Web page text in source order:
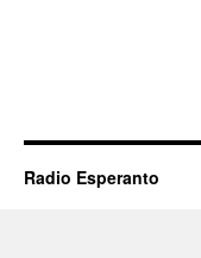
Radio Esperanto